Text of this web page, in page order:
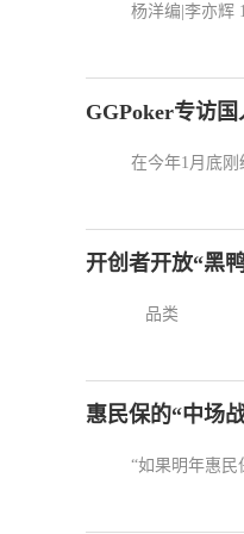
杨洋编|李亦辉
GGPoker专访
在今年1月底刚
开创者开放“黑
品类
惠民保的“中场
“如果明年惠民